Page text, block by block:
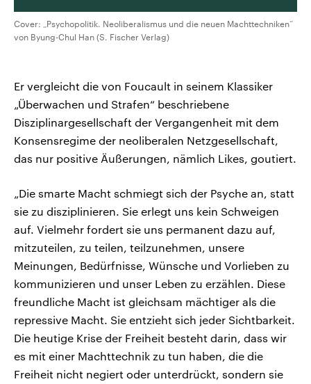
Cover: „Psychopolitik. Neoliberalismus und die neuen Machttechniken“
von Byung-Chul Han (S. Fischer Verlag)
Er vergleicht die von Foucault in seinem Klassiker
„Überwachen und Strafen“ beschriebene
Disziplinargesellschaft der Vergangenheit mit dem
Konsensregime der neoliberalen Netzgesellschaft,
das nur positive Äußerungen, nämlich Likes, goutiert.
„Die smarte Macht schmiegt sich der Psyche an, statt
sie zu disziplinieren. Sie erlegt uns kein Schweigen
auf. Vielmehr fordert sie uns permanent dazu auf,
mitzuteilen, zu teilen, teilzunehmen, unsere
Meinungen, Bedürfnisse, Wünsche und Vorlieben zu
kommunizieren und unser Leben zu erzählen. Diese
freundliche Macht ist gleichsam mächtiger als die
repressive Macht. Sie entzieht sich jeder Sichtbarkeit.
Die heutige Krise der Freiheit besteht darin, dass wir
es mit einer Machttechnik zu tun haben, die die
Freiheit nicht negiert oder unterdrückt, sondern sie